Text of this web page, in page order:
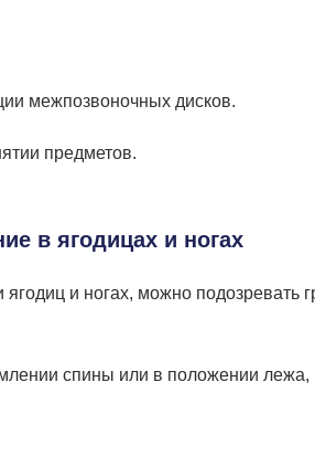
межпозвоночных дисков.
предметов.
в ягодицах и ногах
и ногах, можно подозревать
спины или в положении лежа,